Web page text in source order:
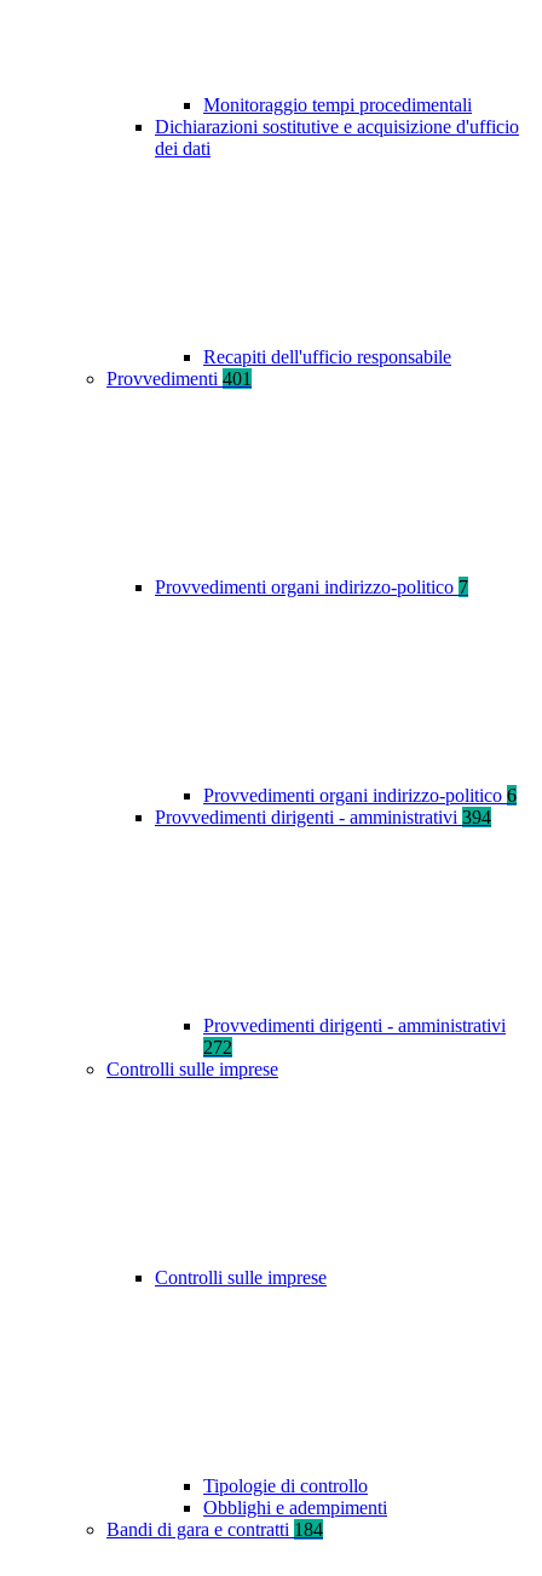
Monitoraggio tempi procedimentali
Dichiarazioni sostitutive e acquisizione d'ufficio
dei dati
Recapiti dell'ufficio responsabile
Provvedimenti 401
Provvedimenti organi indirizzo-politico 7
Provvedimenti organi indirizzo-politico 6
Provvedimenti dirigenti - amministrativi 394
Provvedimenti dirigenti - amministrativi
272
Controlli sulle imprese
Controlli sulle imprese
Tipologie di controllo
Obblighi e adempimenti
Bandi di gara e contratti 184